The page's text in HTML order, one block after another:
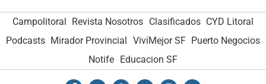
Campolitoral Revista Nosotros Clasificados CYD Litoral
Podcasts Mirador Provincial VivíMejor SF Puerto Negocios
Notife Educacion SF